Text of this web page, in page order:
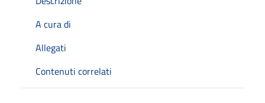
A cura di
Allegati
Contenuti correlati